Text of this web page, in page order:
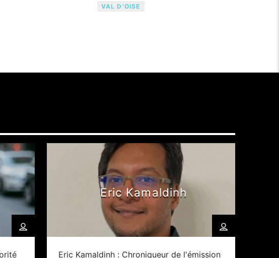
VAL D'OISE
Eric Kamaldinh
Eric Kamaldinh : Chroniqueur de l'émission